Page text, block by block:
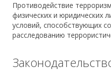
Противодействие
физических и юридических
условий, способствующих
расследованию